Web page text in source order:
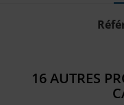
16 AUTRES